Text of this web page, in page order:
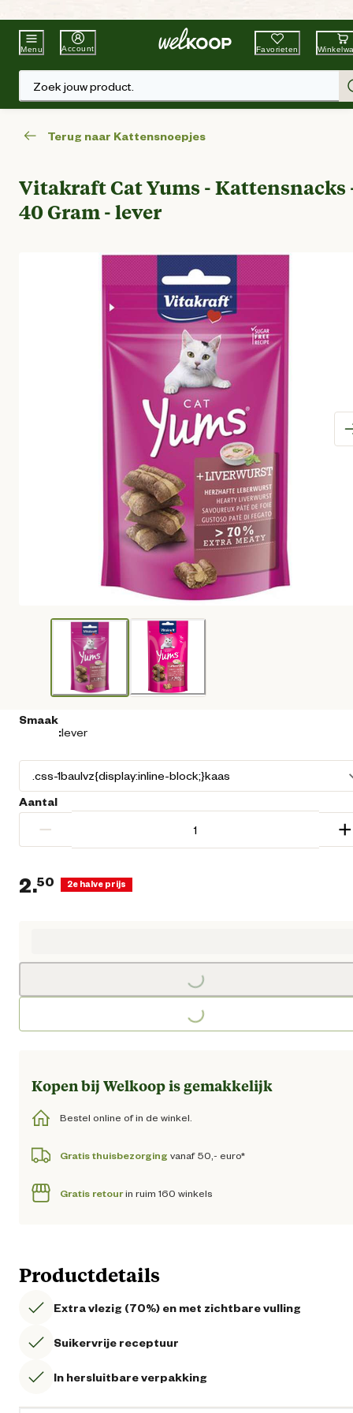
Beste WinkelketenTuin & Dier
Menu Account Favorieten
Zoek jouw product.
Terug naar Kattensnoepjes
Vitakraft Cat Yums - Kattensnacks
40 Gram - lever
Smaak
:lever
Aantal
− +
2.50 2e halve prijs
Loading...
Loading...
Kopen bij Welkoop is gemakkelijk
Bestel online of in de winkel.
Gratis thuisbezorging vanaf 50,- euro*
Gratis retourin ruim 160 winkels
Productdetails
Extra vlezig (70%) en met zichtbare vulling
Suikervrije receptuur
In hersluitbare verpakking